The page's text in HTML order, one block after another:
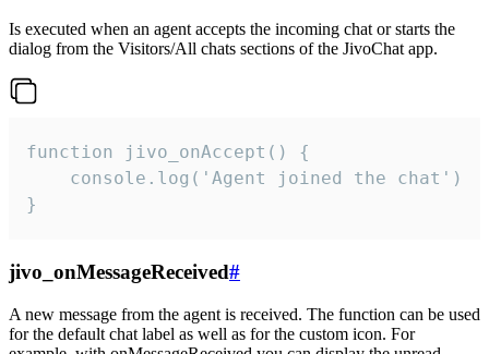
Is executed when an agent accepts the incoming chat or starts the
dialog from the Visitors/All chats sections of the JivoChat app.
function jivo_onAccept() {
}
jivo_onMessageReceived#
A new message from the agent is received. The function can be used
for the default chat label as well as for the custom icon. For